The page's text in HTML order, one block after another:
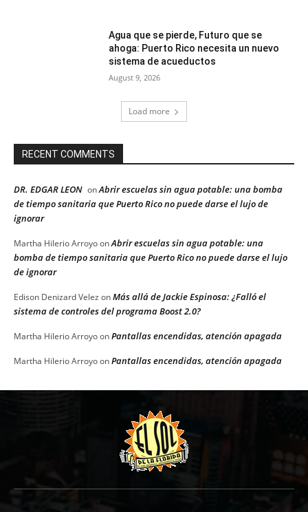
Agua que se pierde, Futuro que se
ahoga: Puerto Rico necesita un nuevo
sistema de acueductos
August 9, 2026
Load more
RECENT COMMENTS
DR. EDGAR LEON onAbrir escuelas sin agua potable: una bomba
de tiempo sanitaria que Puerto Rico no puede darse el lujo de
ignorar
Martha Hilerio ArroyoonAbrir escuelas sin agua potable: una
bomba de tiempo sanitaria que Puerto Rico no puede darse el lujo
de ignorar
Edison Denizard Velez onMás allá de Jackie Espinosa: ¿Falló el
sistema de controles del programa Boost 2.0?
Martha Hilerio ArroyoonPantallas encendidas, atención apagada
Martha Hilerio ArroyoonPantallas encendidas, atención apagada